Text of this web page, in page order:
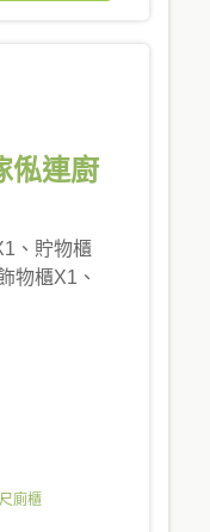
俬連廚
、貯物櫃
物櫃X1、
廁櫃